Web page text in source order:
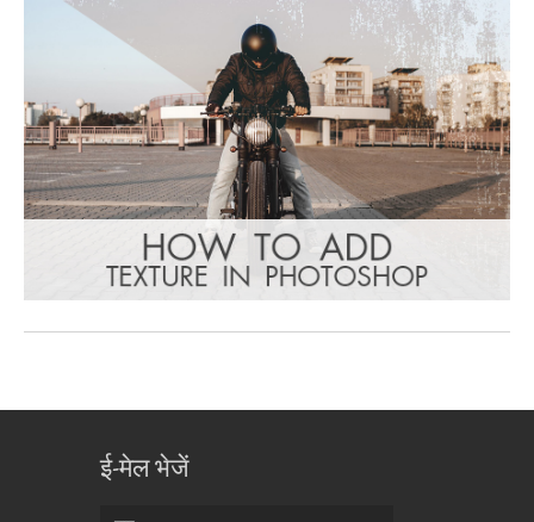
ई-मेल भेजें